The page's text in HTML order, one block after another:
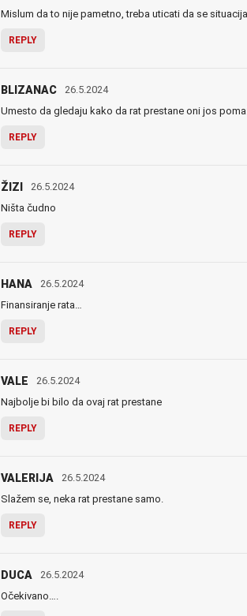
Mislum da to nije pametno, treba uticati da se
REPLY
BLIZANAC 26.5.2024
Umesto da gledaju kako da rat prestane oni jos
REPLY
ŽIZI 26.5.2024
Ništa čudno
REPLY
HANA 26.5.2024
Finansiranje rata…
REPLY
VALE 26.5.2024
Najbolje bi bilo da ovaj rat prestane
REPLY
VALERIJA 26.5.2024
Slažem se, neka rat prestane samo.
REPLY
DUCA 26.5.2024
Očekivano….